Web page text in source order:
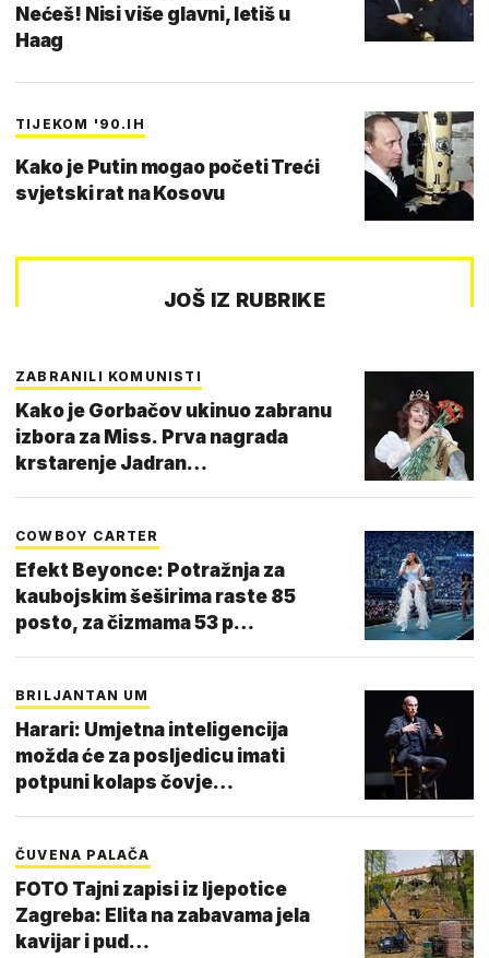
Nećeš! Nisi više glavni, letiš u
Haag
TIJEKOM '90.IH
Kako je Putin mogao početi Treći
svjetski rat na Kosovu
JOŠ IZ RUBRIKE
ZABRANILI KOMUNISTI
Kako je Gorbačov ukinuo zabranu
izbora za Miss. Prva nagrada
krstarenje Jadran…
COWBOY CARTER
Efekt Beyonce: Potražnja za
kaubojskim šeširima raste 85
posto, za čizmama 53 p…
BRILJANTAN UM
Harari: Umjetna inteligencija
možda će za posljedicu imati
potpuni kolaps čovje…
ČUVENA PALAČA
FOTO Tajni zapisi iz ljepotice
Zagreba: Elita na zabavama jela
kavijar i pud…